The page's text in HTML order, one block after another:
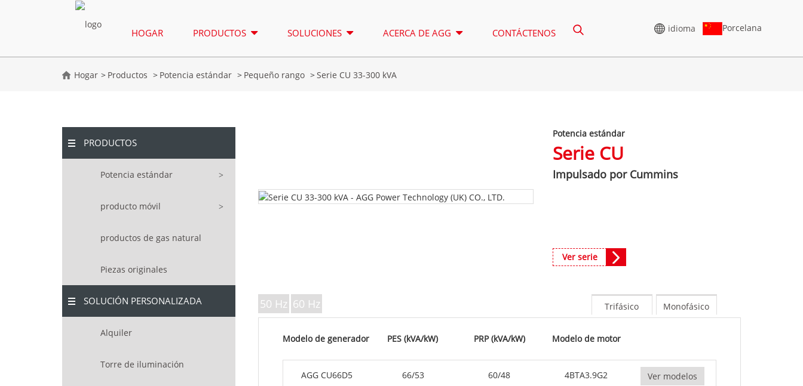
HOGAR PRODUCTOS
SERIE A 165-388 KVA
SERIE CU 275-850 KVA
SERIE H 165-935 KVA
SERIE CU 825-3438 KVA
SERIE P 825-1880 KVA
VOLTAJE
SOLUCIONES ACERCA DE AGG CONTÁCTENOS idioma Porcelana
Hogar Productos Potencia estándar Pequeño rango Serie CU 33-300 kVA
PRODUCTOS
Potencia estándar
Serie DE 22-250 kVA
Serie K 7-49 kVA
Serie V 94-285 kVA
Serie S 275-880 kVA
Serie V 350-800 kVA
Serie P 825-1880 kVA
Serie MS 715-2500 kVA
producto móvil
productos de gas natural
Piezas originales
SOLUCIÓN PERSONALIZADA
Alquiler
Torre de iluminación
Potencia estándar
Serie CU
Impulsado por Cummins
Ver serie
50 Hz 60 Hz Monofásico
Trifásico
Modelo de generador PES (kVA/kW) PRP (kVA/kW) Modelo de motor
AGG CU66D5 66/53 60/48 4BTA3.9G2 Ver modelos